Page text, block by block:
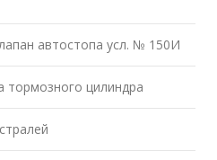
автостопа усл. № 150И
тормозного цилиндра